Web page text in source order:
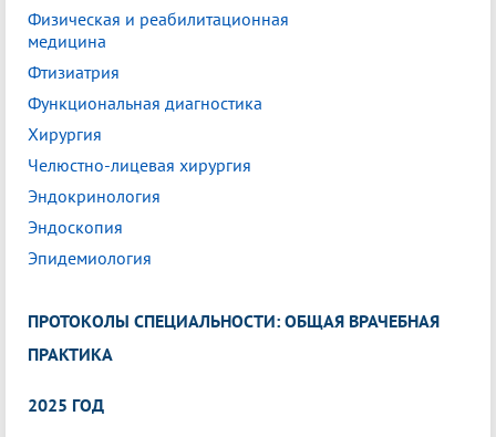
Физическая и реабилитационная
медицина
Фтизиатрия
Функциональная диагностика
Хирургия
Челюстно-лицевая хирургия
Эндокринология
Эндоскопия
Эпидемиология
ПРОТОКОЛЫ СПЕЦИАЛЬНОСТИ: ОБЩАЯ ВРАЧЕБНАЯ
ПРАКТИКА
2025 ГОД